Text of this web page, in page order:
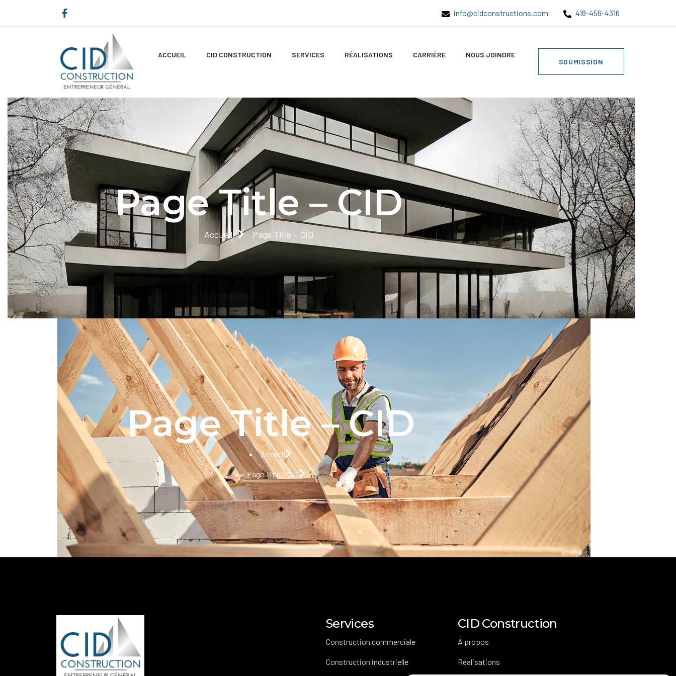
info@cidconstructions.com 418-456-4316
ACCUEIL CID CONSTRUCTION SERVICES RÉALISATIONS CARRIÈRE
NOUS JOINDRE
SOUMISSION
Page Title – CID
Accueil Page Title – CID
Page Title – CID
Accueil
Page Title – CID
Services
Construction commerciale
Construction industrielle
CID Construction
À propos
Réalisations